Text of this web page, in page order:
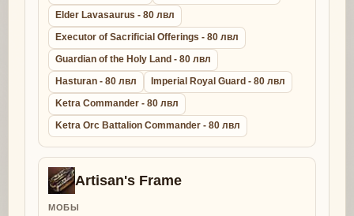
Elder Lavasaurus - 80 лвл
Executor of Sacrificial Offerings - 80 лвл
Guardian of the Holy Land - 80 лвл
Hasturan - 80 лвл
Imperial Royal Guard - 80 лвл
Ketra Commander - 80 лвл
Ketra Orc Battalion Commander - 80 лвл
Artisan's Frame
МОБЫ